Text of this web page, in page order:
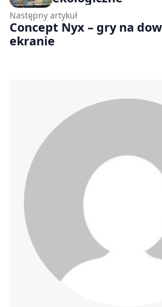
Następny artykuł
Concept Nyx – gry na
ekranie